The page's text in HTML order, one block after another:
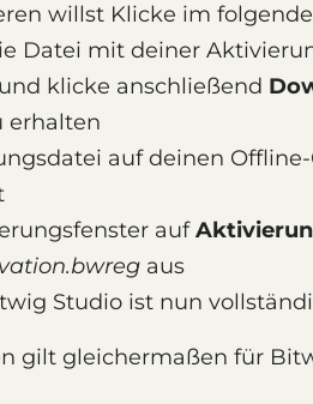
willst Klicke im
Datei mit deiner
klicke anschließend
erhalten
auf deinen
auf
aus
Studio ist nun
gilt gleichermaßen für